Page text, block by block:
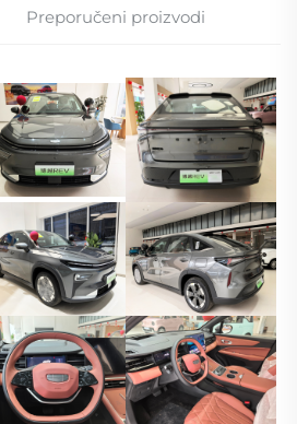
Preporučeni proizvodi